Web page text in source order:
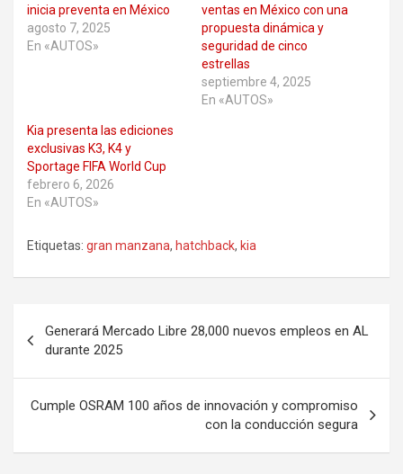
inicia preventa en México
agosto 7, 2025
En «AUTOS»
ventas en México con una
propuesta dinámica y
seguridad de cinco
estrellas
septiembre 4, 2025
En «AUTOS»
Kia presenta las ediciones
exclusivas K3, K4 y
Sportage FIFA World Cup
febrero 6, 2026
En «AUTOS»
Etiquetas: gran manzana, hatchback, kia
de
entradas
Generará Mercado Libre 28,000 nuevos empleos en AL
durante 2025
Cumple OSRAM 100 años de innovación y compromiso
con la conducción segura